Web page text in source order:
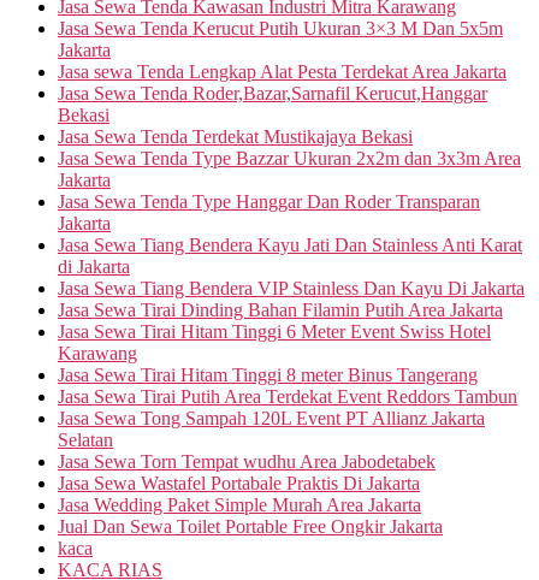
Jasa Sewa Tenda Kawasan Industri Mitra Karawang
Jasa Sewa Tenda Kerucut Putih Ukuran 3×3 M Dan 5x5m
Jakarta
Jasa sewa Tenda Lengkap Alat Pesta Terdekat Area Jakarta
Jasa Sewa Tenda Roder,Bazar,Sarnafil Kerucut,Hanggar
Bekasi
Jasa Sewa Tenda Terdekat Mustikajaya Bekasi
Jasa Sewa Tenda Type Bazzar Ukuran 2x2m dan 3x3m Area
Jakarta
Jasa Sewa Tenda Type Hanggar Dan Roder Transparan
Jakarta
Jasa Sewa Tiang Bendera Kayu Jati Dan Stainless Anti Karat
di Jakarta
Jasa Sewa Tiang Bendera VIP Stainless Dan Kayu Di Jakarta
Jasa Sewa Tirai Dinding Bahan Filamin Putih Area Jakarta
Jasa Sewa Tirai Hitam Tinggi 6 Meter Event Swiss Hotel
Karawang
Jasa Sewa Tirai Hitam Tinggi 8 meter Binus Tangerang
Jasa Sewa Tirai Putih Area Terdekat Event Reddors Tambun
Jasa Sewa Tong Sampah 120L Event PT Allianz Jakarta
Selatan
Jasa Sewa Torn Tempat wudhu Area Jabodetabek
Jasa Sewa Wastafel Portabale Praktis Di Jakarta
Jasa Wedding Paket Simple Murah Area Jakarta
Jual Dan Sewa Toilet Portable Free Ongkir Jakarta
kaca
KACA RIAS